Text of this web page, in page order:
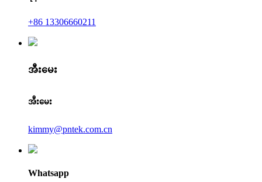
+86 13306660211
အီးမေး
အီးမေး
kimmy@pntek.com.cn
Whatsapp